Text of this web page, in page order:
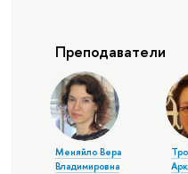
Преподаватели
Меняйло Вера
Владимировна